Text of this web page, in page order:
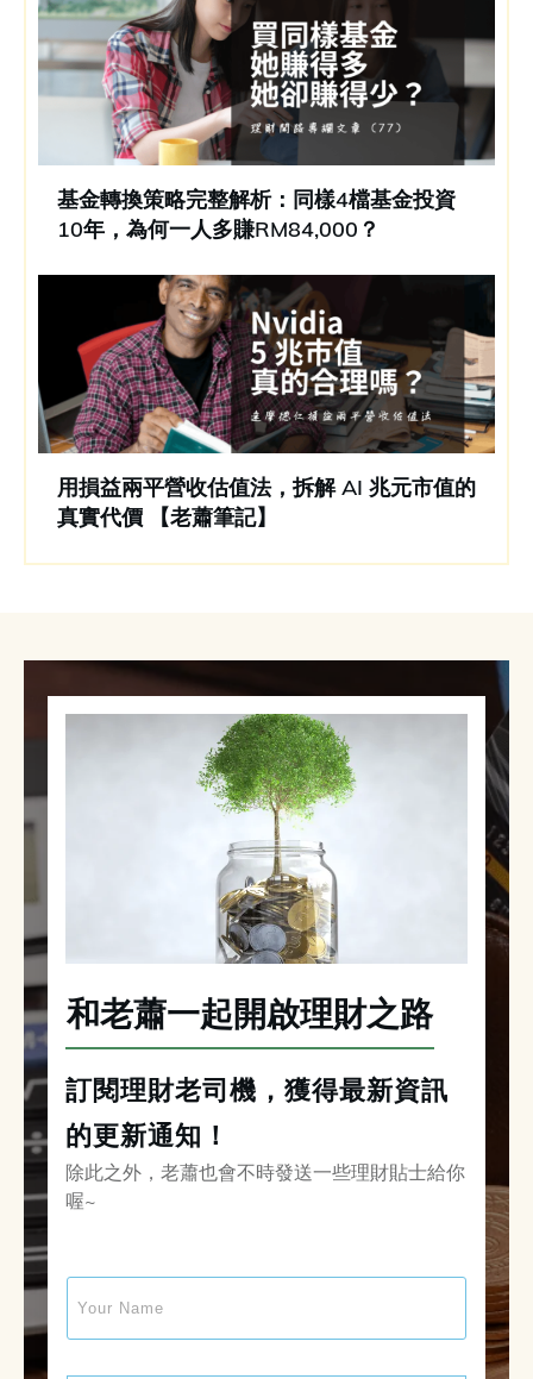
基金轉換策略完整解析：同樣4檔基金投資
10年，為何一人多賺RM84,000？
用損益兩平營收估值法，拆解 AI 兆元市值的
真實代價 【老蕭筆記】
和老蕭一起開啟理財之路
訂閱理財老司機，獲得最新資訊
的更新通知！
除此之外，老蕭也會不時發送一些理財貼士給你
喔~